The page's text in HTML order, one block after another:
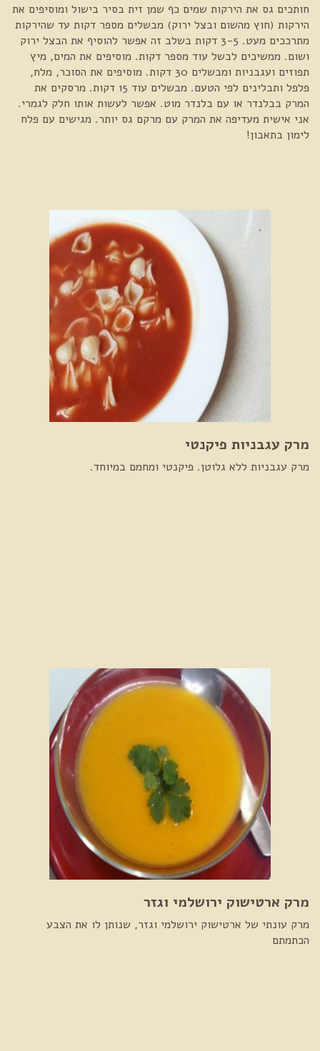
חותכים גס את הירקות שמים כף שמן זית בסיר בישול ומוסיפים את
הירקות (חוץ מהשום ובצל ירוק) מבשלים מספר דקות עד שהירקות
מתרככים מעט. 3-5 דקות בשלב זה אפשר להוסיף את הבצל ירוק
ושום. ממשיכים לבשל עוד מספר דקות. מוסיפים את המים, מיץ
תפוזים ועגבניות ומבשלים 30 דקות. מוסיפים את הסוכר, מלח,
פלפל ותבלינים לפי הטעם. מבשלים עוד 15 דקות. מרסקים את
המרק בבלנדר או עם בלנדר מוט. אפשר לעשות אותו חלק לגמרי.
אני אישית מעדיפה את המרק עם מרקם גס יותר. מגישים עם פלח
לימון בתאבון!
מרק עגבניות פיקנטי
מרק עגבניות ללא גלוטן. פיקנטי ומחמם במיוחד.
מרק ארטישוק ירושלמי וגזר
מרק עונתי של ארטישוק ירושלמי וגזר, שנותן לו את הצבע
הכתמתם